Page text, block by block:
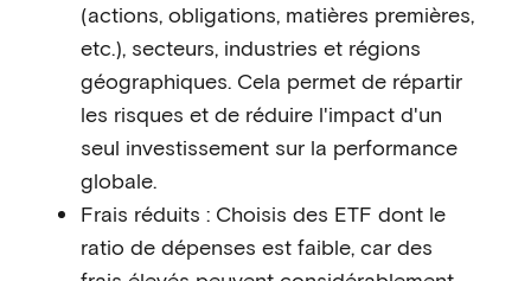
(actions, obligations, matières premières,
etc.), secteurs, industries et régions
géographiques. Cela permet de répartir
les risques et de réduire l'impact d'un
seul investissement sur la performance
globale.
Frais réduits : Choisis des ETF dont le
ratio de dépenses est faible, car des